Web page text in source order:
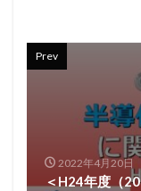
Prev
2022年4月20日
＜H24年度（